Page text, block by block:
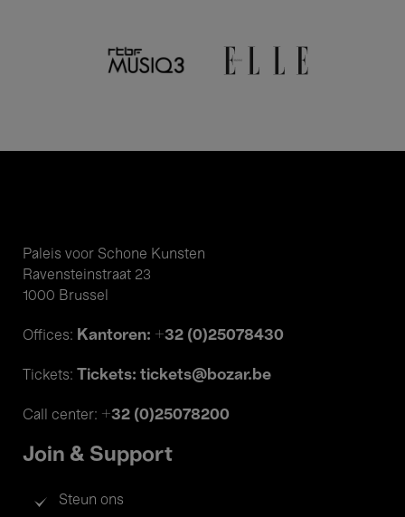
Paleis voor Schone Kunsten
Ravensteinstraat 23
1000 Brussel
Offices: Kantoren: +32 (0)25078430
Tickets: Tickets: tickets@bozar.be
Call center: +32 (0)25078200
Join & Support
Steun ons